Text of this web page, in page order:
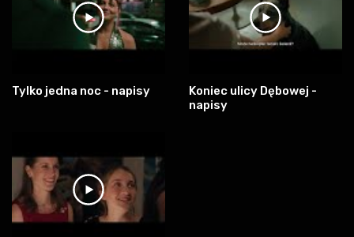
Tylko jedna noc - napisy
Koniec ulicy Dębowej -
napisy